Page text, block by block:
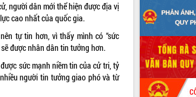
người dân mới thể hiện được địa vị
cao nhất của quốc gia.
tự tin hơn, vì thấy mình có “sức
được nhân dân tin tưởng hơn.
sức mạnh niềm tin của cử tri, tỷ
người tin tưởng giao phó và từ